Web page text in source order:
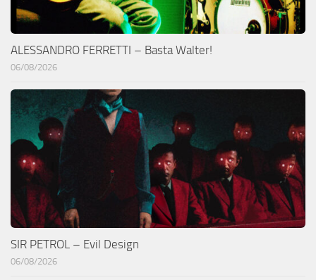
ALESSANDRO FERRETTI – Basta Walter!
06/08/2026
SIR PETROL – Evil Design
06/08/2026